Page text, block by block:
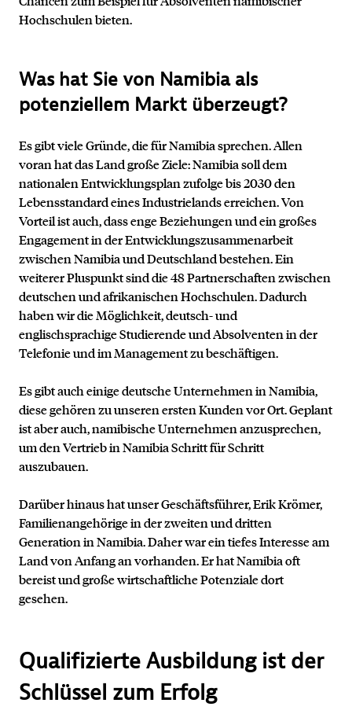
Hochschulen bieten.
Was hat Sie von Namibia als
potenziellem Markt überzeugt?
Es gibt viele Gründe, die für Namibia sprechen. Allen
voran hat das Land große Ziele: Namibia soll dem
nationalen Entwicklungsplan zufolge bis 2030 den
Lebensstandard eines Industrielands erreichen. Von
Vorteil ist auch, dass enge Beziehungen und ein großes
Engagement in der Entwicklungszusammenarbeit
zwischen Namibia und Deutschland bestehen. Ein
weiterer Pluspunkt sind die 48 Partnerschaften zwischen
deutschen und afrikanischen Hochschulen. Dadurch
haben wir die Möglichkeit, deutsch- und
englischsprachige Studierende und Absolventen in der
Telefonie und im Management zu beschäftigen.
Es gibt auch einige deutsche Unternehmen in Namibia,
diese gehören zu unseren ersten Kunden vor Ort. Geplant
ist aber auch, namibische Unternehmen anzusprechen,
um den Vertrieb in Namibia Schritt für Schritt
auszubauen.
Darüber hinaus hat unser Geschäftsführer, Erik Krömer,
Familienangehörige in der zweiten und dritten
Generation in Namibia. Daher war ein tiefes Interesse am
Land von Anfang an vorhanden. Er hat Namibia oft
bereist und große wirtschaftliche Potenziale dort
gesehen.
Qualifizierte Ausbildung ist der
Schlüssel zum Erfolg